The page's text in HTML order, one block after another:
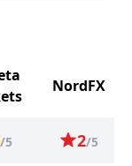
NordFX
/5 2/5